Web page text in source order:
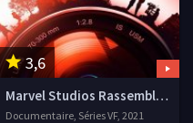
3,6
Marvel Studios Rassemblement
Documentaire, Séries VF, 2021